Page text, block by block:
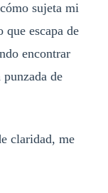
sujeta mi
escapa de
encontrar
de
claridad, me